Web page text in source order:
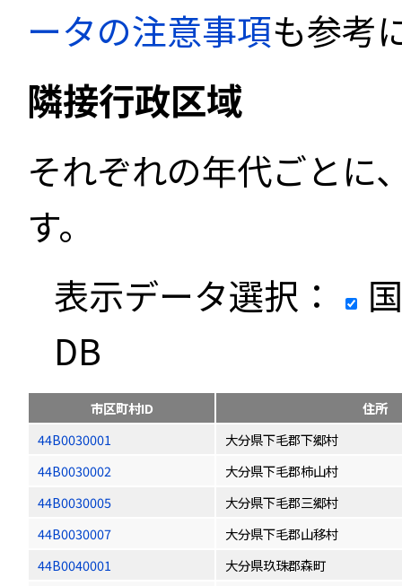
ータの注意事項も参考
隣接行政区域
それぞれの年代ごとに
す。
表示データ選択：
DB
市区町村ID
住所
44B0030001
大分県下毛郡下郷村
44B0030002
大分県下毛郡柿山村
44B0030005
大分県下毛郡三郷村
44B0030007
大分県下毛郡山移村
44B0040001
大分県玖珠郡森町